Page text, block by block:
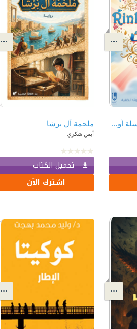
رينكيتينك في أوز: سلسلة أوز - الكتاب العاشر | Rinkitink in Oz ملحمة آل برشا
أيمن شكري
تحميل الكتاب
اشترك الآن